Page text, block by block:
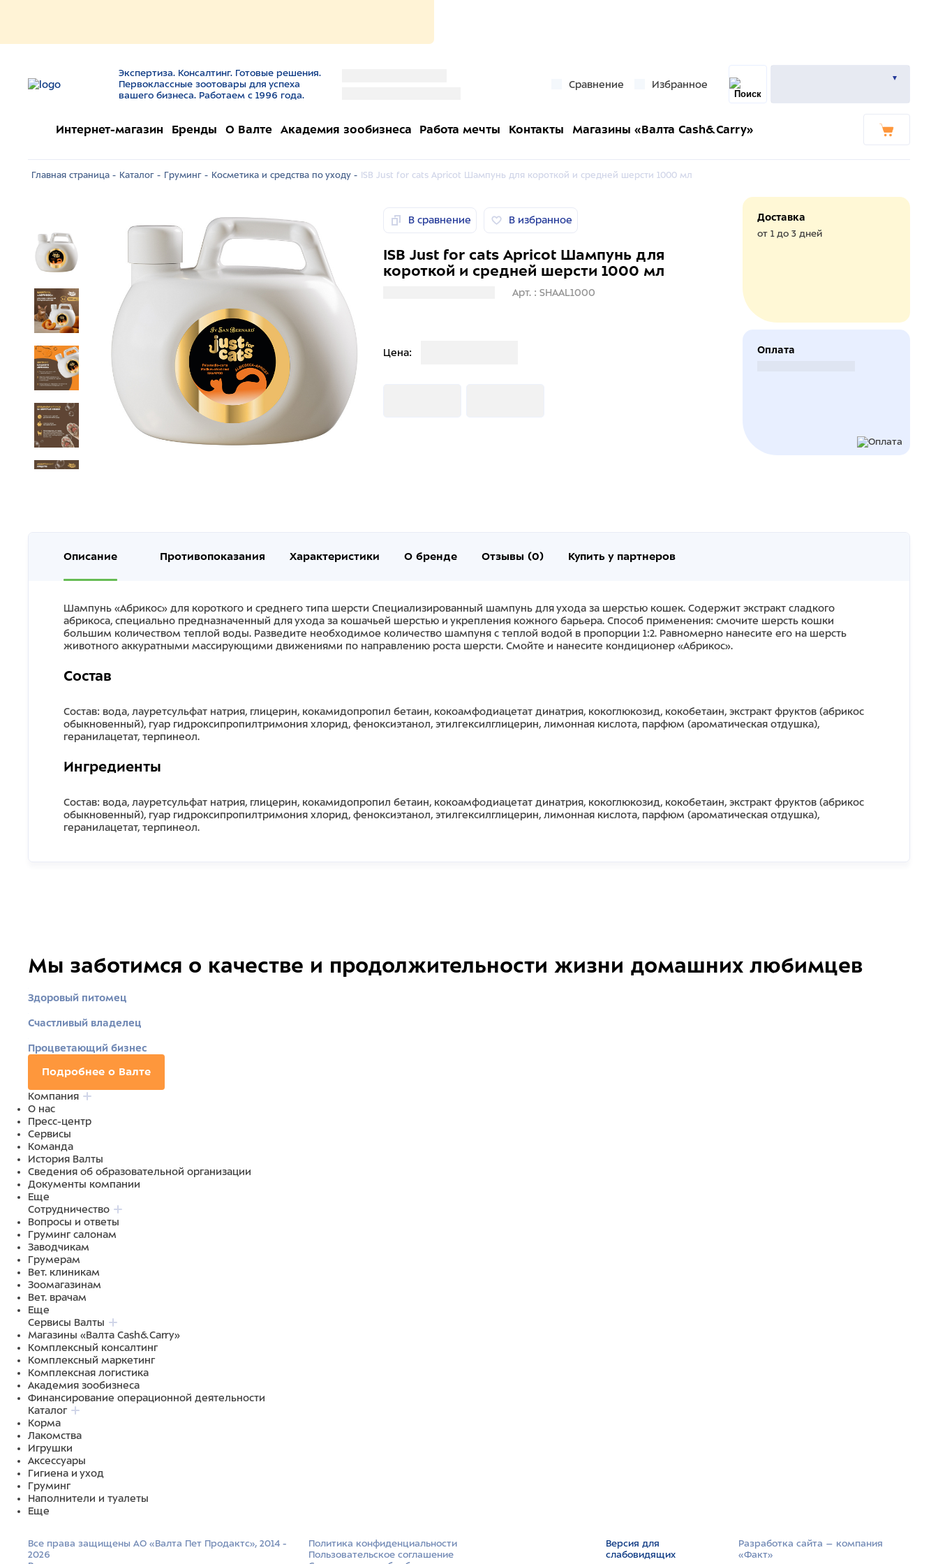
Экспертиза. Консалтинг. Готовые решения.
Первоклассные зоотовары для успеха
вашего бизнеса. Работаем с 1996 года.
Сравнение Избранное
Интернет-магазин Бренды О Валте Академия зообизнеса Работа мечты Контакты Магазины «Валта Cash&Carry»
Главная страница - Каталог - Груминг - Косметика и средства по уходу - ISB Just for cats Apricot Шампунь для короткой и средней шерсти 1000 мл
В сравнение В избранное
ISB Just for cats Apricot Шампунь для
короткой и средней шерсти 1000 мл
Арт. : SHAAL1000
Цена:
Доставка
от 1 до 3 дней
Оплата
Описание Противопоказания Характеристики О бренде Отзывы (0) Купить у партнеров
Шампунь «Абрикос» для короткого и среднего типа шерсти Специализированный шампунь для ухода за шерстью кошек. Содержит экстракт сладкого
абрикоса, специально предназначенный для ухода за кошачьей шерстью и укрепления кожного барьера. Способ применения: cмочите шерсть кошки
большим количеством теплой воды. Разведите необходимое количество шампуня с теплой водой в пропорции 1:2. Равномерно нанесите его на шерсть
животного аккуратными массирующими движениями по направлению роста шерсти. Смойте и нанесите кондиционер «Абрикос».
Состав
Состав: вода, лауретсульфат натрия, глицерин, кокамидопропил бетаин, кокоамфодиацетат динатрия, кокоглюкозид, кокобетаин, экстракт фруктов (абрикос
обыкновенный), гуар гидроксипропилтримония хлорид, феноксиэтанол, этилгексилглицерин, лимонная кислота, парфюм (ароматическая отдушка),
геранилацетат, терпинеол.
Ингредиенты
Состав: вода, лауретсульфат натрия, глицерин, кокамидопропил бетаин, кокоамфодиацетат динатрия, кокоглюкозид, кокобетаин, экстракт фруктов (абрикос
обыкновенный), гуар гидроксипропилтримония хлорид, феноксиэтанол, этилгексилглицерин, лимонная кислота, парфюм (ароматическая отдушка),
геранилацетат, терпинеол.
Мы заботимся о качестве и продолжительности жизни домашних любимцев
Здоровый питомец
Счастливый владелец
Процветающий бизнес
Подробнее о Валте
Компания
О нас
Пресс-центр
Сервисы
Команда
История Валты
Сведения об образовательной организации
Документы компании
Еще
Сотрудничество
Вопросы и ответы
Груминг салонам
Заводчикам
Грумерам
Вет. клиникам
Зоомагазинам
Вет. врачам
Еще
Сервисы Валты
Магазины «Валта Cash&Carry»
Комплексный консалтинг
Комплексный маркетинг
Комплексная логистика
Академия зообизнеса
Финансирование операционной деятельности
Каталог
Корма
Лакомства
Игрушки
Аксессуары
Гигиена и уход
Груминг
Наполнители и туалеты
Еще
Все права защищены АО «Валта Пет Продактс», 2014 -
2026
Политика конфиденциальности
Пользовательское соглашение
Версия для
слабовидящих
Разработка сайта –­ компания
«Факт»